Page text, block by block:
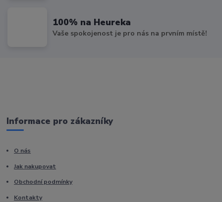
100% na Heureka
Vaše spokojenost je pro nás na prvním místě!
Informace pro zákazníky
O nás
Jak nakupovat
Obchodní podmínky
Kontakty